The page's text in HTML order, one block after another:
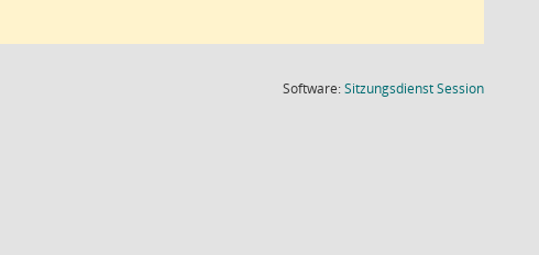
Software:SitzungsdienstSession(Wird in